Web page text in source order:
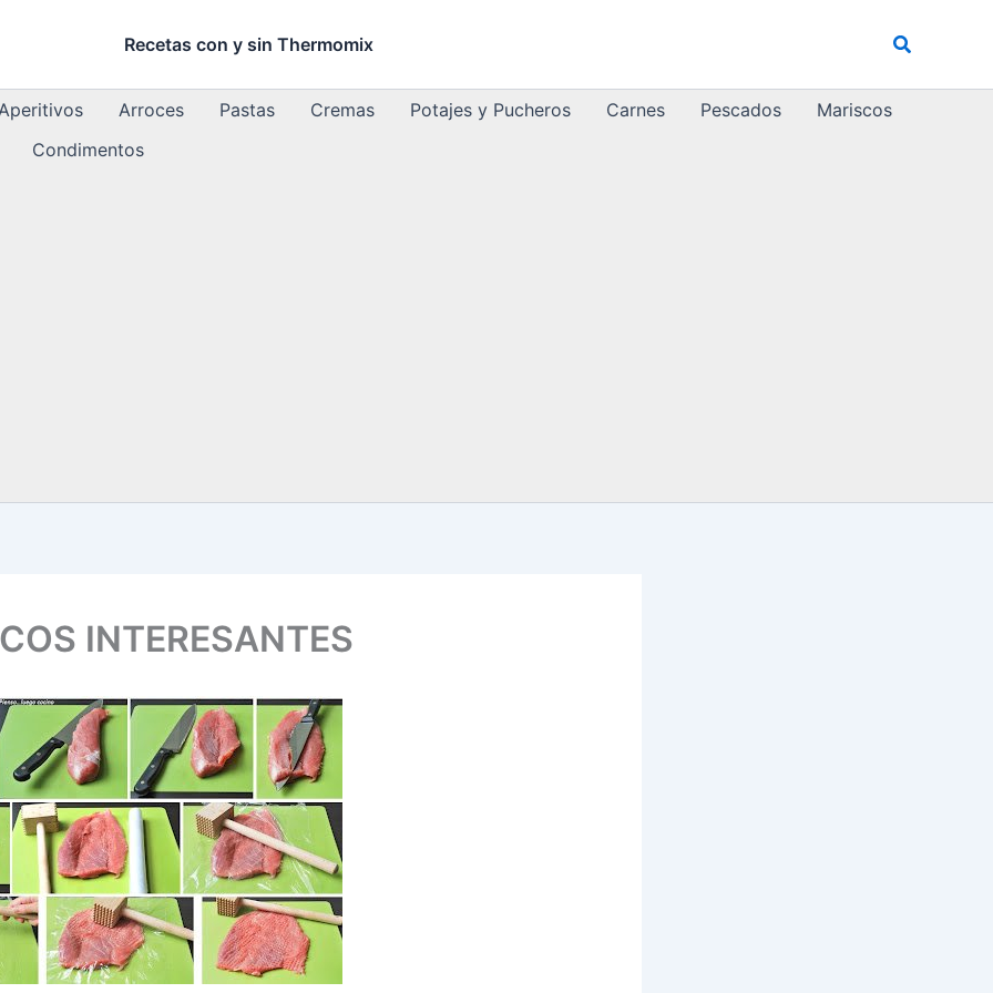
Recetas con y sin Thermomix Buscar
Arroces Pastas Cremas Potajes y Pucheros Carnes Pescados
Mariscos
Condimentos
INTERESANTES